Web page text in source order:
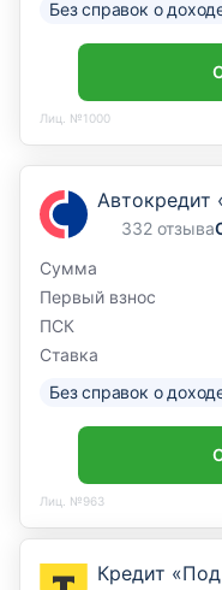
Без справок о
Лиц. №1000
Автокредит
332 отзыва
Сумма
Первый взнос
ПСК
Ставка
Без справок о
Лиц. №963
Кредит